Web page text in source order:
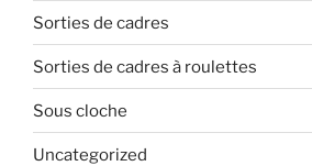
Sorties de cadres
Sorties de cadres à roulettes
Sous cloche
Uncategorized